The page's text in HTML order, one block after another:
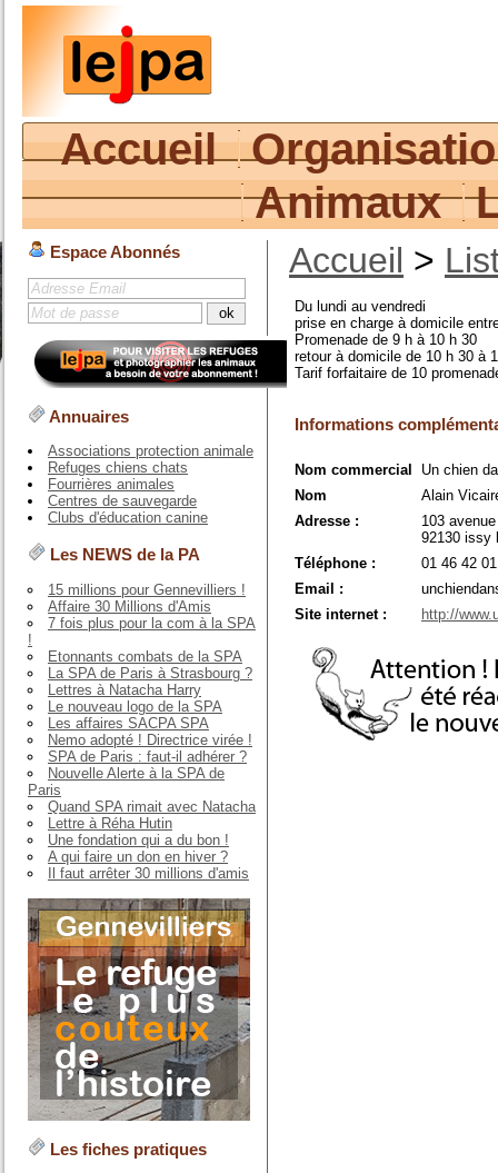
Accueil
Animaux
Espace Abonnés
Annuaires
Associations protection animale
Refuges chiens chats
Fourrières animales
Centres de sauvegarde
Clubs d'éducation canine
Les NEWS de la PA
15 millions pour Gennevilliers !
Affaire 30 Millions d'Amis
7 fois plus pour la com à la SPA
!
Etonnants combats de la SPA
La SPA de Paris à Strasbourg ?
Lettres à Natacha Harry
Le nouveau logo de la SPA
Les affaires SACPA SPA
Nemo adopté ! Directrice virée !
SPA de Paris : faut-il adhérer ?
Nouvelle Alerte à la SPA de
Paris
Quand SPA rimait avec Natacha
Lettre à Réha Hutin
Une fondation qui a du bon !
A qui faire un don en hiver ?
Il faut arrêter 30 millions d'amis
Les fiches pratiques
Accueil >
Du lundi au vendredi
prise en charge à domicile
Promenade de 9 h à 10 h 30
retour à domicile de 10 h 30 à
Tarif forfaitaire de 10
Informations
Nom commercial
Un chien
Nom
Alain
Adresse :
103
92130 issy
Téléphone :
01 46 42
Email :
Site internet :
http://